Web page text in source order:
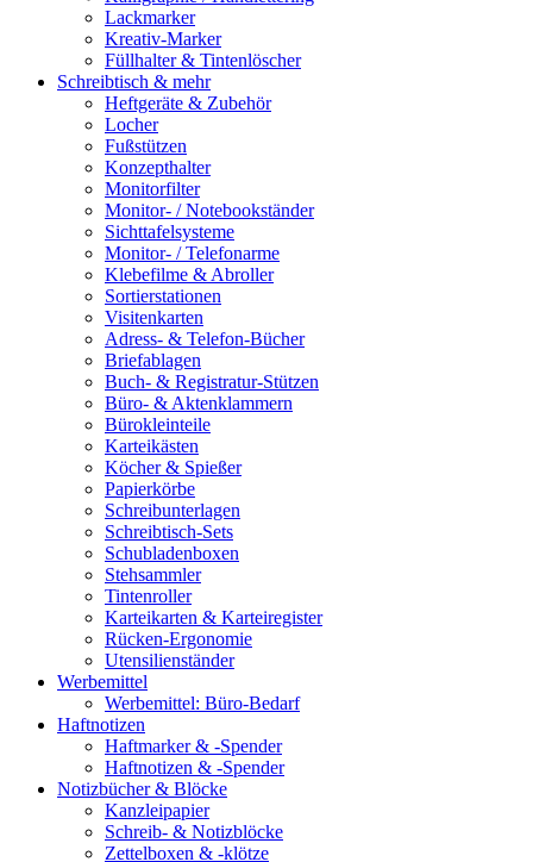
Lackmarker
Kreativ-Marker
Füllhalter & Tintenlöscher
Schreibtisch & mehr
Heftgeräte & Zubehör
Locher
Fußstützen
Konzepthalter
Monitorfilter
Monitor- / Notebookständer
Sichttafelsysteme
Monitor- / Telefonarme
Klebefilme & Abroller
Sortierstationen
Visitenkarten
Adress- & Telefon-Bücher
Briefablagen
Buch- & Registratur-Stützen
Büro- & Aktenklammern
Bürokleinteile
Karteikästen
Köcher & Spießer
Papierkörbe
Schreibunterlagen
Schreibtisch-Sets
Schubladenboxen
Stehsammler
Tintenroller
Karteikarten & Karteiregister
Rücken-Ergonomie
Utensilienständer
Werbemittel
Werbemittel: Büro-Bedarf
Haftnotizen
Haftmarker & -Spender
Haftnotizen & -Spender
Notizbücher & Blöcke
Kanzleipapier
Schreib- & Notizblöcke
Zettelboxen & -klötze